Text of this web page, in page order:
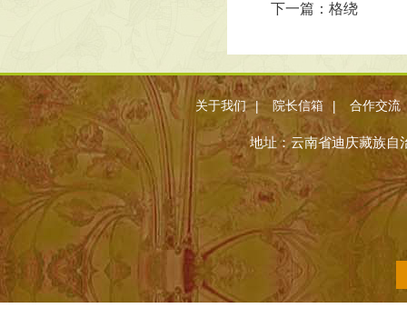
下一篇：格绕
关于我们 | 院长信箱 | 合作交流
地址：云南省迪庆藏族